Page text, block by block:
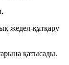
жедел-құтқару
қатысады.